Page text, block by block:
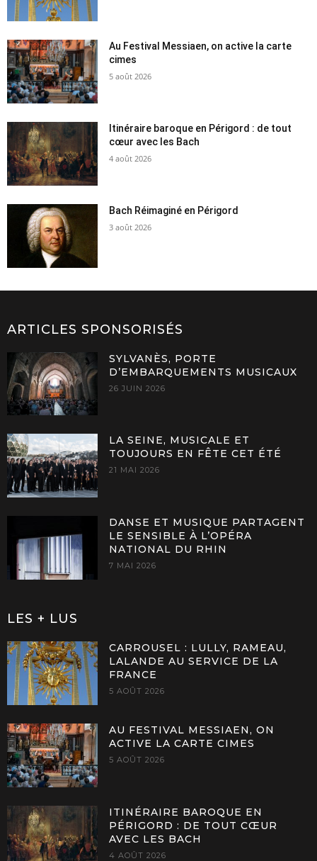
Au Festival Messiaen, on active la carte
cimes
5 août 2026
Itinéraire baroque en Périgord : de tout
cœur avec les Bach
4 août 2026
Bach Réimaginé en Périgord
3 août 2026
ARTICLES SPONSORISÉS
SYLVANÈS, PORTE
D’EMBARQUEMENTS MUSICAUX
26 JUIN 2026
LA SEINE, MUSICALE ET
TOUJOURS EN FÊTE CET ÉTÉ
21 MAI 2026
DANSE ET MUSIQUE PARTAGENT
LE SENSIBLE À L’OPÉRA
NATIONAL DU RHIN
7 MAI 2026
LES + LUS
CARROUSEL : LULLY, RAMEAU,
LALANDE AU SERVICE DE LA
FRANCE
5 AOÛT 2026
AU FESTIVAL MESSIAEN, ON
ACTIVE LA CARTE CIMES
5 AOÛT 2026
ITINÉRAIRE BAROQUE EN
PÉRIGORD : DE TOUT CŒUR
AVEC LES BACH
4 AOÛT 2026